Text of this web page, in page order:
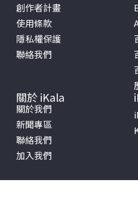
創作者計畫
使用條款
隱私權保護
聯絡我們
關於 iKala
關於我們
新聞專區
聯絡我們
加入我們